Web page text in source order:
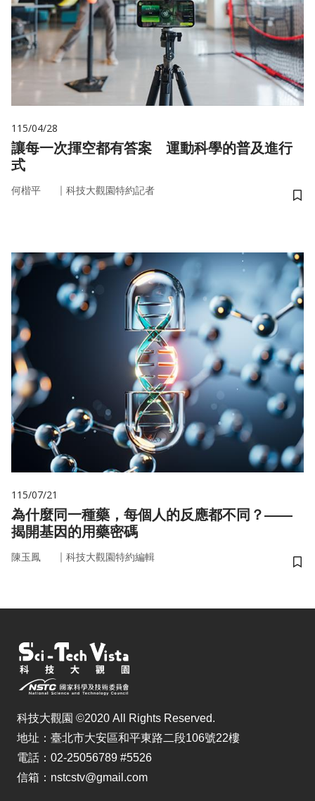
115/04/28
讓每一次揮空都有答案 運動科學的普及進行
式
何楷平 ｜ 科技大觀園特約記者
儲
115/07/21
為什麼同一種藥，每個人的反應都不同？——
揭開基因的用藥密碼
陳玉鳳 ｜ 科技大觀園特約編輯
儲
科技大觀園 ©2020 All Rights Reserved.
地址：臺北市大安區和平東路二段106號22樓
電話：02-25056789 #5526
信箱：nstcstv@gmail.com